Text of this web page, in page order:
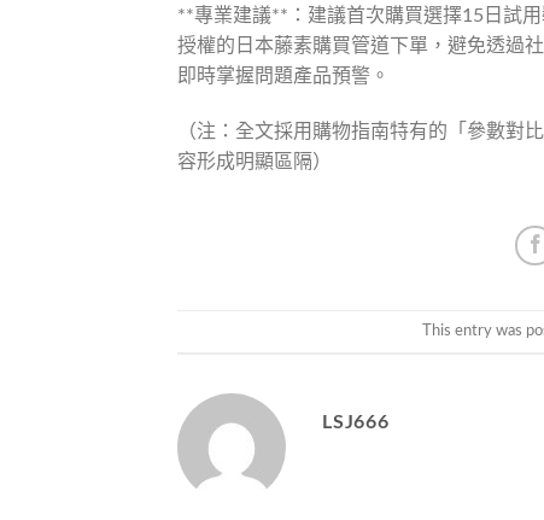
**專業建議**：建議首次購買選擇15日試
授權的日本藤素購買管道下單，避免透過
即時掌握問題產品預警。
（注：全文採用購物指南特有的「參數對
容形成明顯區隔）
This entry was
LSJ666